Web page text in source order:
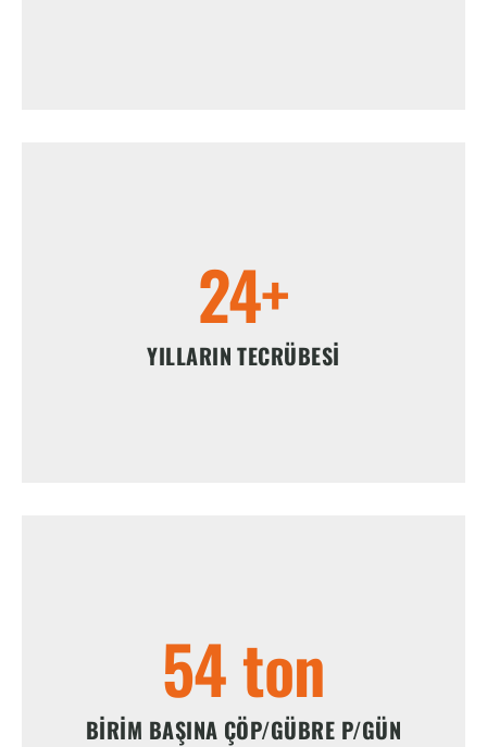
YILLARIN TECRÜBESI
25+
BIRIM BAŞINA ÇÖP/GÜBRE P/GÜN
55 ton